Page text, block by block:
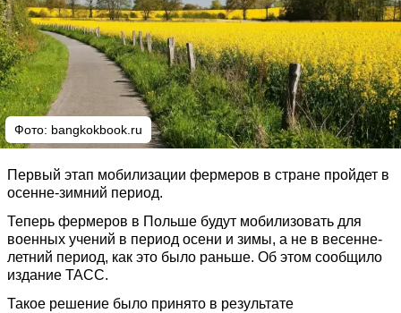
Фото: bangkokbook.ru
Первый этап мобилизации фермеров в стране пройдет в
осенне-зимний период.
Теперь фермеров в Польше будут мобилизовать для
военных учений в период осени и зимы, а не в весенне-
летний период, как это было раньше. Об этом сообщило
издание ТАСС.
Такое решение было принято в результате